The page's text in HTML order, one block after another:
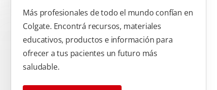
Más profesionales de todo el mundo confían en
Colgate. Encontrá recursos, materiales
educativos, productos e información para
ofrecer a tus pacientes un futuro más
saludable.